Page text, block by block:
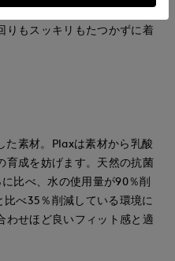
ィット。裾は前後差があり、
りもスッキリもたつかずに着
た素材。Plaxは素材から乳酸
育成を妨げます。天然の抗菌
比べ、水の使用量が90％削
べ35％削減している環境に
わせほど良いフィット感と適